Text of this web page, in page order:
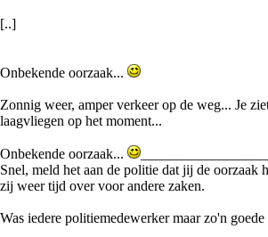
[..]
Onbekende oorzaak...
Zonnig weer, amper verkeer op de weg... Je
laagvliegen op het moment...
Onbekende oorzaak...
Snel, meld het aan de politie dat jij de oorzaak
zij weer tijd over voor andere zaken.
Was iedere politiemedewerker maar zo'n